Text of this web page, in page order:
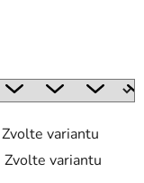
Zvolte variantu
Zvolte variantu